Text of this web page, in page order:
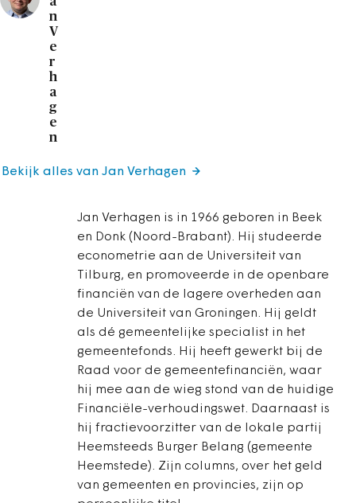
n
V
e
r
h
a
g
e
n
Jan Verhagen is in 1966 geboren in Beek
en Donk (Noord-Brabant). Hij studeerde
econometrie aan de Universiteit van
Tilburg, en promoveerde in de openbare
financiën van de lagere overheden aan
de Universiteit van Groningen. Hij geldt
als dé gemeentelijke specialist in het
gemeentefonds. Hij heeft gewerkt bij de
Raad voor de gemeentefinanciën, waar
hij mee aan de wieg stond van de huidige
Financiële-verhoudingswet. Daarnaast is
hij fractievoorzitter van de lokale partij
Heemsteeds Burger Belang (gemeente
Heemstede). Zijn columns, over het geld
van gemeenten en provincies, zijn op
Bekijk alles van Jan Verhagen